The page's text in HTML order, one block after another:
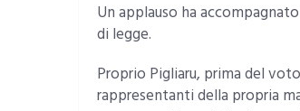
Un applauso ha
di legge.
Proprio Pigliaru, prima del
rappresentanti della propria